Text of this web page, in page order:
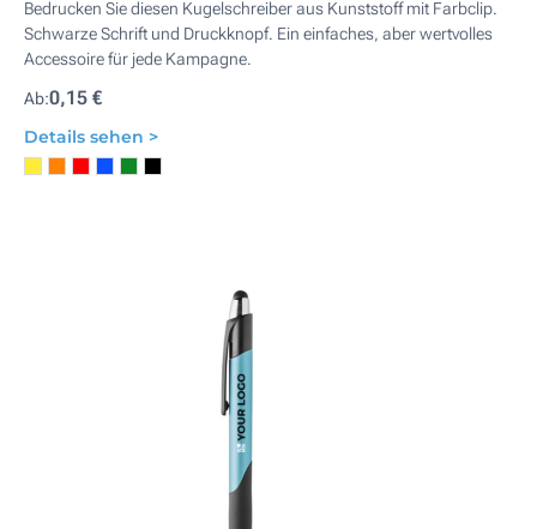
Bedrucken Sie diesen Kugelschreiber aus Kunststoff mit Farbclip.
Schwarze Schrift und Druckknopf. Ein einfaches, aber wertvolles
Accessoire für jede Kampagne.
Ab:0,15 €
Details sehen >